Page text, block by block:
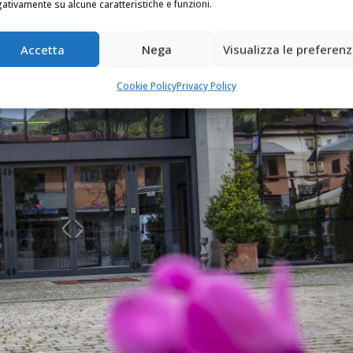
su alcune caratteristiche e funzioni.
Accetta Nega Visualizza le
Cookie PolicyPrivacy Policy